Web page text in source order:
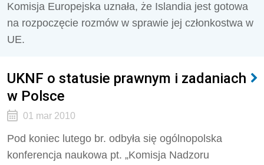
Komisja Europejska uznała, że Islandia jest gotowa
na rozpoczęcie rozmów w sprawie jej członkostwa w
UE.
UKNF o statusie prawnym i zadaniach
w Polsce
01 mar 2010
Pod koniec lutego br. odbyła się ogólnopolska
konferencja naukowa pt. „Komisja Nadzoru